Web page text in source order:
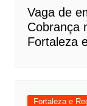
Vaga de
Cobrança
Fortaleza
Fortaleza e